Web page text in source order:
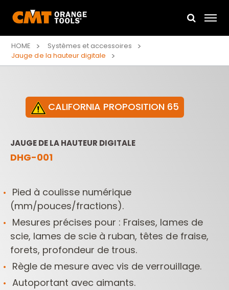
HOME
Systèmes et accessoires
Jauge de la hauteur digitale
CALIFORNIA PROPOSITION 65
JAUGE DE LA HAUTEUR DIGITALE
DHG-001
Pied à coulisse numérique
(mm/pouces/fractions).
Mesures précises pour : Fraises, lames de
scie, lames de scie à ruban, têtes de fraise,
forets, profondeur de trous.
Règle de mesure avec vis de verrouillage.
Autoportant avec aimants.